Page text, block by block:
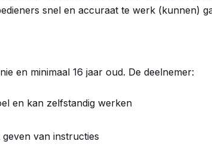
snel en accuraat te werk (kunnen)
en minimaal 16 jaar oud. De deelnemer:
en kan zelfstandig werken
van instructies